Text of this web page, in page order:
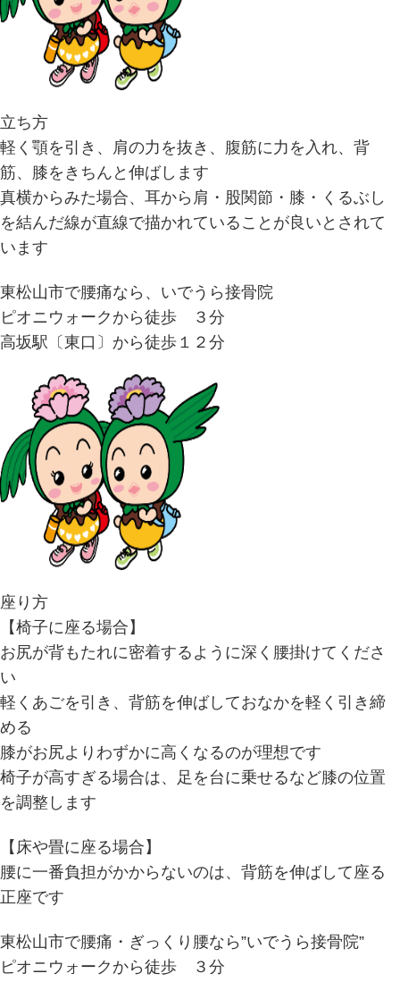
立ち方
軽く顎を引き、肩の力を抜き、腹筋に力を入れ、背
筋、膝をきちんと伸ばします
真横からみた場合、耳から肩・股関節・膝・くるぶし
を結んだ線が直線で描かれていることが良いとされて
います
東松山市で腰痛なら、いでうら接骨院
ピオニウォークから徒歩 ３分
高坂駅〔東口〕から徒歩１２分
座り方
【椅子に座る場合】
お尻が背もたれに密着するように深く腰掛けてくださ
い
軽くあごを引き、背筋を伸ばしておなかを軽く引き締
める
膝がお尻よりわずかに高くなるのが理想です
椅子が高すぎる場合は、足を台に乗せるなど膝の位置
を調整します
【床や畳に座る場合】
腰に一番負担がかからないのは、背筋を伸ばして座る
正座です
東松山市で腰痛・ぎっくり腰なら”いでうら接骨院”
ピオニウォークから徒歩 ３分